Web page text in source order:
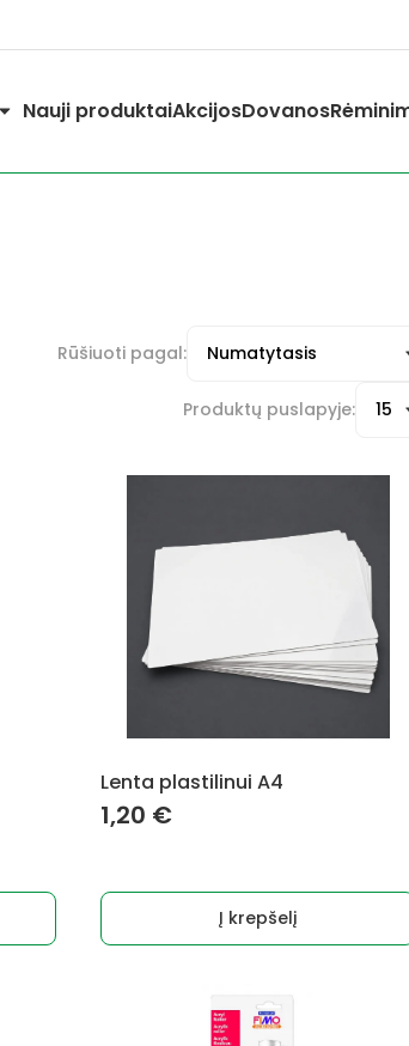
Nauji produktaiAkcijosDovanos
Produktų puslapyje:
Rūšiuoti pagal:
Lenta plastilinui A4
1,20 €
Į krepšelį